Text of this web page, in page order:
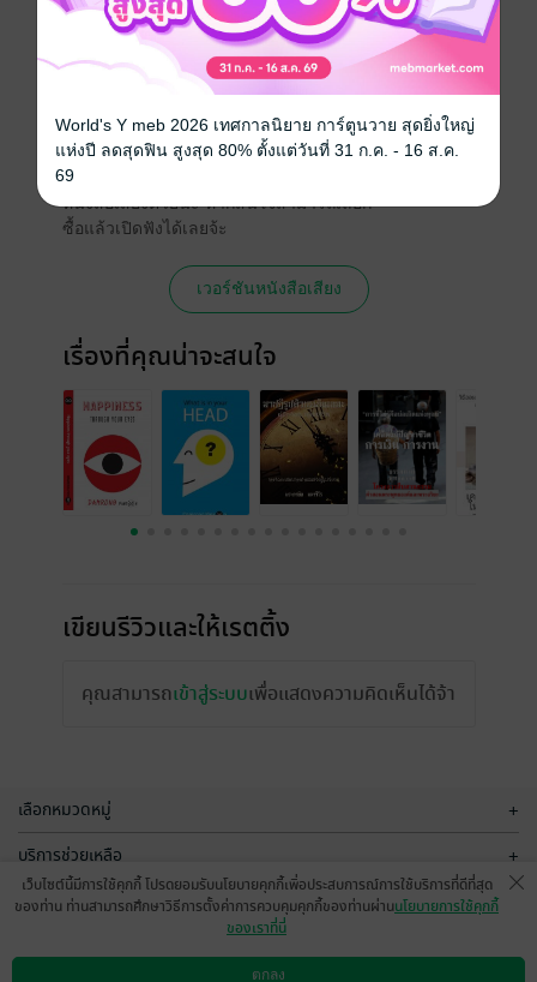
ความยาว 111 หน้า
89 บาท
หนังสือเสียง
หนังสือเล่มนี้มีวางขายที่ MEB ในรูปแบบ
หนังสือเสียงด้วยนะ หากสนใจสามารถเลือก
ซื้อแล้วเปิดฟังได้เลยจ้ะ
เวอร์ชันหนังสือเสียง
เรื่องที่คุณน่าจะสนใจ
เขียนรีวิวและให้เรตติ้ง
คุณสามารถเข้าสู่ระบบเพื่อแสดงความคิดเห็นได้จ้า
เลือกหมวดหมู่ +
บริการช่วยเหลือ +
เกี่ยวกับเรา
เว็บไซต์นี้มีการใช้คุกกี้ โปรดยอมรับนโยบายคุกกี้เพื่อประสบการณ์การใช้บริการที่ดีที่สุด
ของท่าน ท่านสามารถศึกษาวิธีการตั้งค่าการควบคุมคุกกี้ของท่านผ่านนโยบายการใช้คุกกี้
ของเราที่นี่
ตกลง
World's Y meb 2026 เทศกาลนิยาย การ์ตูนวาย สุดยิ่งใหญ่
แห่งปี ลดสุดฟิน สูงสุด 80% ตั้งแต่วันที่ 31 ก.ค. - 16 ส.ค.
69